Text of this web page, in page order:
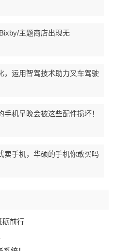
主题商店出现无
，运用智驾技术助力叉车驾驶
手机早晚会被这些配件损坏！
卖手机，华硕的手机你敢买吗
砺前行